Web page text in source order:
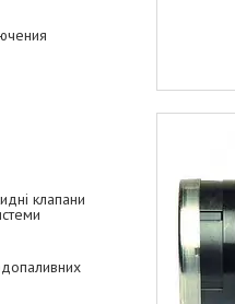
клапани